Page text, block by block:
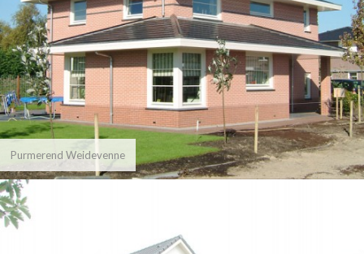
Purmerend Weidevenne